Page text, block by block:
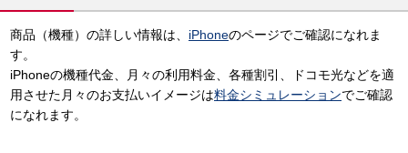
商品（機種）の詳しい情報は、 iPhoneのページでご確認になれま
す。
iPhoneの機種代金、月々の利用料金、各種割引、ドコモ光などを適
用させた月々のお支払いイメージは料金シミュレーションでご確認
になれます。